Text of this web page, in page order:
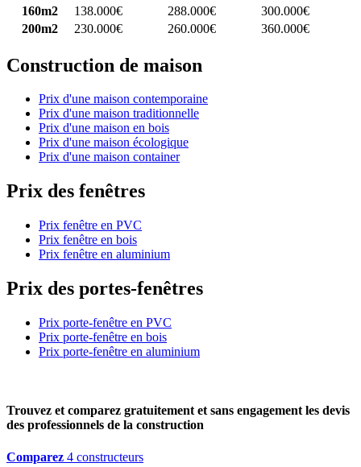
160m2
138.000€ 288.000€
300.000€
200m2
230.000€ 260.000€ 360.000€
Construction de maison
Prix d'une maison contemporaine
Prix d'une maison traditionnelle
Prix d'une maison en bois
Prix d'une maison écologique
Prix d'une maison container
Prix des fenêtres
Prix fenêtre en PVC
Prix fenêtre en bois
Prix fenêtre en aluminium
Prix des portes-fenêtres
Prix porte-fenêtre en PVC
Prix porte-fenêtre en bois
Prix porte-fenêtre en aluminium
Trouvez et comparez gratuitement et sans engagement les devis
des professionnels de la construction
Comparez 4 constructeurs